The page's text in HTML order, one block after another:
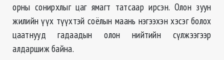
орны сонирхлыг цаг ямагт татсаар ирсэн. Олон зуун
жилийн үүх түүхтэй соёлын маань нэгээхэн хэсэг болох
цаатнууд гадаадын олон нийтийн сүлжээгээр
алдаршиж байна.